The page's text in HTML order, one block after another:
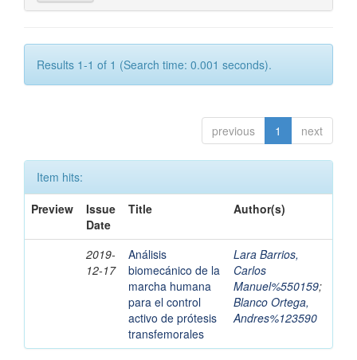
Results 1-1 of 1 (Search time: 0.001 seconds).
previous 1 next
Item hits:
Preview
Issue
Date
Title Author(s)
2019-
12-17
Análisis
biomecánico de la
marcha humana
para el control
activo de prótesis
transfemorales
Lara Barrios,
Carlos
Manuel%550159;
Blanco Ortega,
Andres%123590